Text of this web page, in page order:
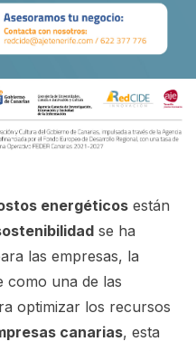
energéticos están
se ha
las empresas, la
como una de las
optimizar los recursos
canarias, esta